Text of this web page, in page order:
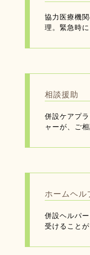
協力医療機
理。緊急時
相談援助
併設ケアプ
ャーが、ご
ホームヘル
併設ヘルパ
受けることが